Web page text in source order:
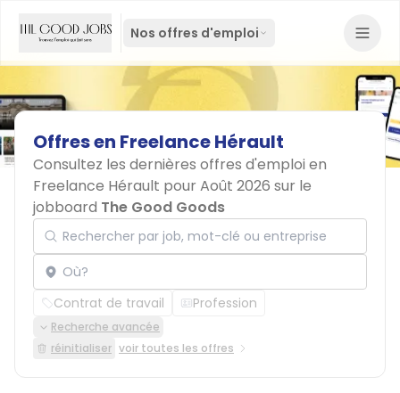
Nos offres d'emploi
Offresen FreelanceHérault
Consultez les dernières offres d'emploi en
Freelance Hérault pour Août 2026 sur le
jobboard The Good Goods
Rechercher par job, mot-clé ou entreprise
Localisation
Contrat de travail Profession
Recherche avancée
réinitialiser voir toutes les offres